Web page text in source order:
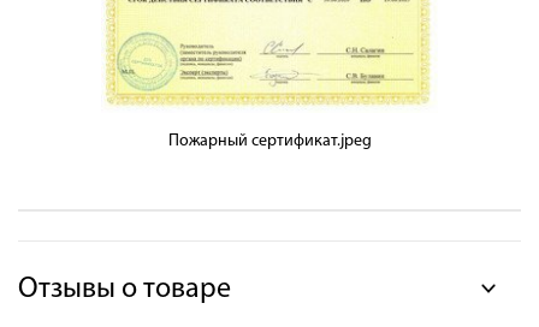
Пожарный сертификат.jpeg
Отзывы о товаре